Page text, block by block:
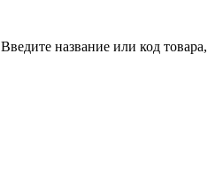
Введите название или код товара,